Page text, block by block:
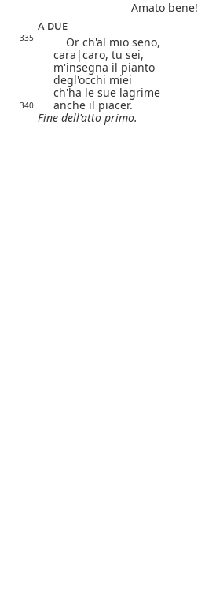
Amato bene!
a due
335
Or ch'al mio seno,
cara|caro, tu sei,
m'insegna il pianto
degl'occhi miei
ch'ha le sue lagrime
340
anche il piacer.
Fine dell'atto primo.